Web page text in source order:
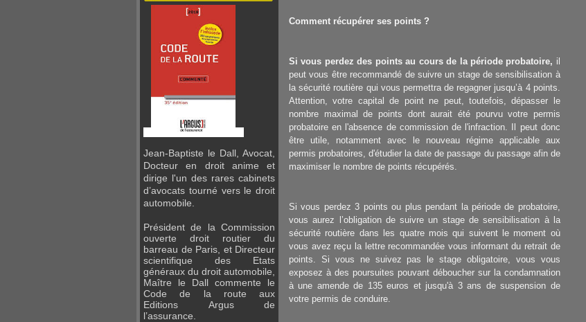
Jean-Baptiste le Dall, Avocat,
Docteur en droit anime et
dirige l'un des rares cabinets
d’avocats tourné vers le droit
automobile.
Président de la Commission
ouverte droit routier du
barreau de Paris, et Directeur
scientifique des Etats
généraux du droit automobile,
Maître le Dall commente le
Code de la route aux
Editions Argus de
l’assurance.
Comment récupérer ses points ?
Si vous perdez des points au cours de la période probatoire, il
peut vous être recommandé de suivre un stage de sensibilisation à
la sécurité routière qui vous permettra de regagner jusqu’à 4 points.
Attention, votre capital de point ne peut, toutefois, dépasser le
nombre maximal de points dont aurait été pourvu votre permis
probatoire en l'absence de commission de l'infraction. Il peut donc
être utile, notamment avec le nouveau régime applicable aux
permis probatoires, d'étudier la date de passage du passage afin de
maximiser le nombre de points récupérés.
Si vous perdez 3 points ou plus pendant la période de probatoire,
vous aurez l’obligation de suivre un stage de sensibilisation à la
sécurité routière dans les quatre mois qui suivent le moment où
vous avez reçu la lettre recommandée vous informant du retrait de
points. Si vous ne suivez pas le stage obligatoire, vous vous
exposez à des poursuites pouvant déboucher sur la condamnation
à une amende de 135 euros et jusqu'à 3 ans de suspension de
votre permis de conduire.